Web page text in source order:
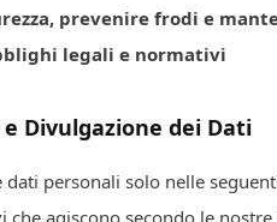
prevenire frodi e
legali e normativi
Divulgazione dei Dati
personali solo nelle